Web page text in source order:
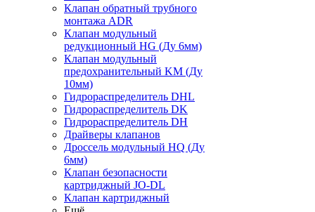
Клапан обратный трубного
монтажа ADR
Клапан модульный
редукционный HG (Ду 6мм)
Клапан модульный
предохранительный KM (Ду
10мм)
Гидрораспределитель DHL
Гидрораспределитель DK
Гидрораспределитель DH
Драйверы клапанов
Дроссель модульный HQ (Ду
6мм)
Клапан безопасности
картриджный JO-DL
Клапан картриджный